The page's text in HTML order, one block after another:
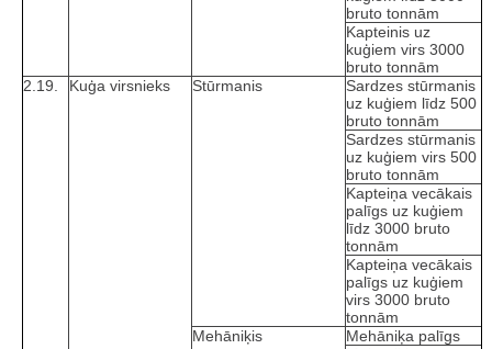
bruto tonnām
Kapteinis uz
kuģiem virs 3000
bruto tonnām
2.19.
Kuģa virsnieks Stūrmanis
Sardzes stūrmanis
uz kuģiem līdz 500
bruto tonnām
Sardzes stūrmanis
uz kuģiem virs 500
bruto tonnām
Kapteiņa vecākais
palīgs uz kuģiem
līdz 3000 bruto
tonnām
Kapteiņa vecākais
palīgs uz kuģiem
virs 3000 bruto
tonnām
Mehāniķis
Mehāniķa palīgs